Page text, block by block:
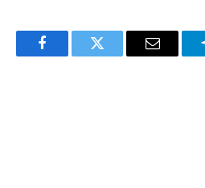
FacebookTwitter Email